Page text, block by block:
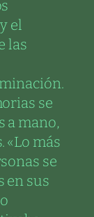
el
las
se
a mano,
«Lo más
se
en sus